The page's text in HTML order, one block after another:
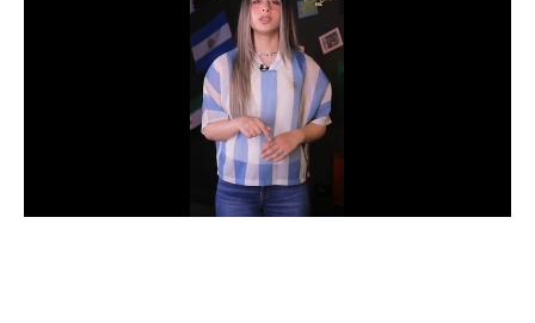
الدوري السعودي للمحترفين